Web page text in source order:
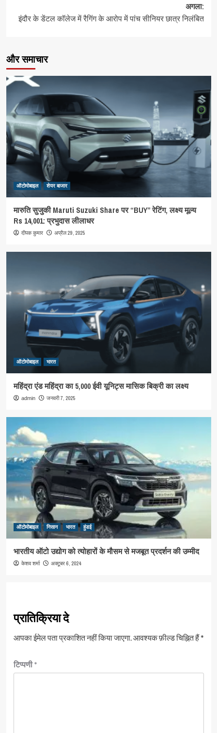
अगला:
इंदौर के डेंटल कॉलेज में रैगिंग के आरोप में पांच सीनियर छात्र निलंबित
और समाचार
ऑटोमोबाइल शेयर बाजार
मारुति सुजुकी Maruti Suzuki Share पर “BUY” रेटिंग, लक्ष्य मूल्य
Rs 14,001: प्रभुदास लीलाधर
दीपक कुमार अप्रैल 29, 2025
ऑटोमोबाइल भारत
महिंद्रा एंड महिंद्रा का 5,000 ईवी यूनिट्स मासिक बिक्री का लक्ष्य
admin जनवरी 7, 2025
ऑटोमोबाइल निसान भारत हुंडई
भारतीय ऑटो उद्योग को त्योहारों के मौसम से मजबूत प्रदर्शन की उम्मीद
केशव शर्मा अक्टूबर 6, 2024
प्रातिक्रिया दे
आपका ईमेल पता प्रकाशित नहीं किया जाएगा. आवश्यक फ़ील्ड चिह्नित हैं*
टिप्पणी*